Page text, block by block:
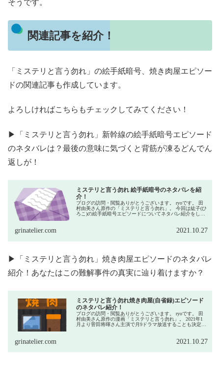
そうです。
関連記事を紹介！
「ミステリと言う勿れ」の絵手紙暗号、焼き肉屋エピソー
ドの関連記事も作成しています。
よろしければこちらもチェックしてみてください！
▶「ミステリと言う勿れ」新幹線の絵手紙暗号エピソード
のネタバレは？最後の意味に気づくと背筋が凍るどんでん
返しが！
ミステリと言う勿れ 絵手紙暗号のネタバレを紹
介！
ブログの訪問・閲覧ありがとうございます。 ryoです。 田
村由美さん原作の「ミステリと言う勿れ」。 今回は紘子(ひ
ろこ)の絵手紙暗号エピソードについてネタバレ紹介をした
grinatelier.com 2021.10.27
▶「ミステリと言う勿れ」焼き肉屋エピソードのネタバレ
紹介！あなたはこの難解事件の真実に辿り着けますか？
ミステリと言う勿れ焼き肉屋(自省録)エピソード
のネタバレ紹介！
ブログの訪問・閲覧ありがとうございます。 ryoです。 田
村由美さん原作の漫画「ミステリと言う勿れ」。 2021年1
月より菅田将暉さん主演で月9ドラマ放送することも決定し
grinatelier.com 2021.10.27